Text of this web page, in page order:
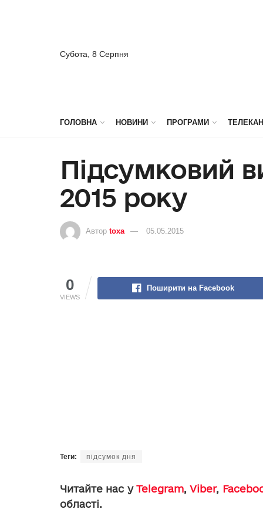
Субота, 8 Серпня
ГОЛОВНА НОВИНИ ПРОГРАМИ
Підсумковий
2015 року
Автор toxa 05.05.2015
0
VIEWS
Поширити на Facebook
Теги: підсумок дня
Читайте нас уTelegram,Viber,
області.